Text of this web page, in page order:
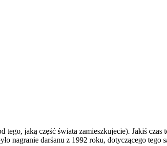
jaką część świata zamieszkujecie). Jakiś czas
nagranie darśanu z 1992 roku, dotyczącego tego